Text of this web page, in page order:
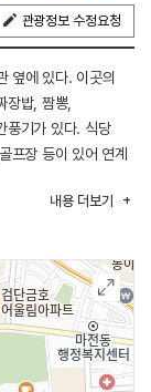
관광정보 수정요청
옆에 있다. 이곳의
장밥, 짬뽕,
풍기가 있다. 식당
프장 등이 있어 연계
내용 더보기